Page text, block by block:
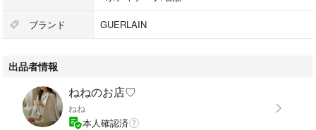
ブランド GUERLAIN
出品者情報
ねねのお店♡
ねね
本人確認済